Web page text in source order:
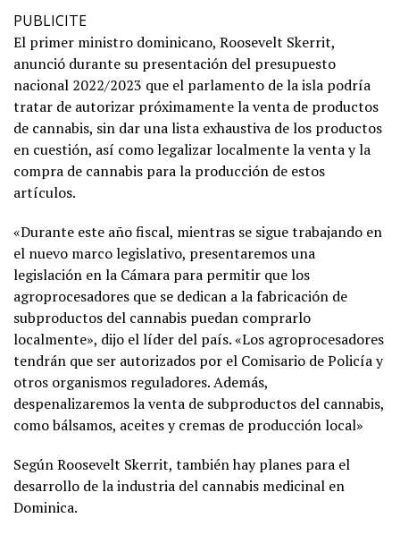
PUBLICITE
El primer ministro dominicano, Roosevelt Skerrit,
anunció durante su presentación del presupuesto
nacional 2022/2023 que el parlamento de la isla podría
tratar de autorizar próximamente la venta de productos
de cannabis, sin dar una lista exhaustiva de los productos
en cuestión, así como legalizar localmente la venta y la
compra de cannabis para la producción de estos
artículos.
«Durante este año fiscal, mientras se sigue trabajando en
el nuevo marco legislativo, presentaremos una
legislación en la Cámara para permitir que los
agroprocesadores que se dedican a la fabricación de
subproductos del cannabis puedan comprarlo
localmente», dijo el líder del país. «Los agroprocesadores
tendrán que ser autorizados por el Comisario de Policía y
otros organismos reguladores. Además,
despenalizaremos la venta de subproductos del cannabis,
como bálsamos, aceites y cremas de producción local»
Según Roosevelt Skerrit, también hay planes para el
desarrollo de la industria del cannabis medicinal en
Dominica.